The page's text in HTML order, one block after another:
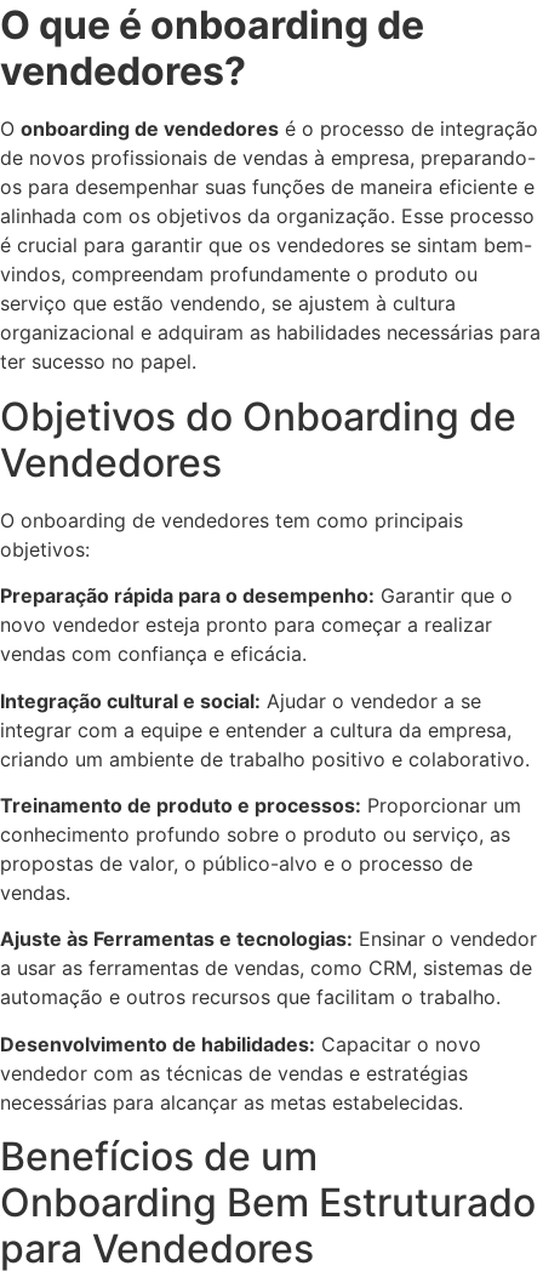
O que é onboarding de
vendedores?
O onboarding de vendedores é o processo de integração
de novos profissionais de vendas à empresa, preparando-
os para desempenhar suas funções de maneira eficiente e
alinhada com os objetivos da organização. Esse processo
é crucial para garantir que os vendedores se sintam bem-
vindos, compreendam profundamente o produto ou
serviço que estão vendendo, se ajustem à cultura
organizacional e adquiram as habilidades necessárias para
ter sucesso no papel.
Objetivos do Onboarding de
Vendedores
O onboarding de vendedores tem como principais
objetivos:
Preparação rápida para o desempenho: Garantir que o
novo vendedor esteja pronto para começar a realizar
vendas com confiança e eficácia.
Integração cultural e social: Ajudar o vendedor a se
integrar com a equipe e entender a cultura da empresa,
criando um ambiente de trabalho positivo e colaborativo.
Treinamento de produto e processos: Proporcionar um
conhecimento profundo sobre o produto ou serviço, as
propostas de valor, o público-alvo e o processo de
vendas.
Ajuste às Ferramentas e tecnologias: Ensinar o vendedor
a usar as ferramentas de vendas, como CRM, sistemas de
automação e outros recursos que facilitam o trabalho.
Desenvolvimento de habilidades: Capacitar o novo
vendedor com as técnicas de vendas e estratégias
necessárias para alcançar as metas estabelecidas.
Benefícios de um
Onboarding Bem Estruturado
para Vendedores